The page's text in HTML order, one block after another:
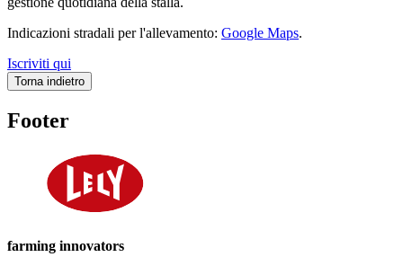
Indicazioni stradali per l'allevamento: Google Maps.
Iscriviti qui
Torna indietro
Footer
farming innovators